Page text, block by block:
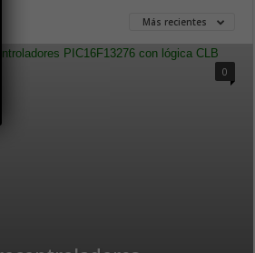
Más recientes
0